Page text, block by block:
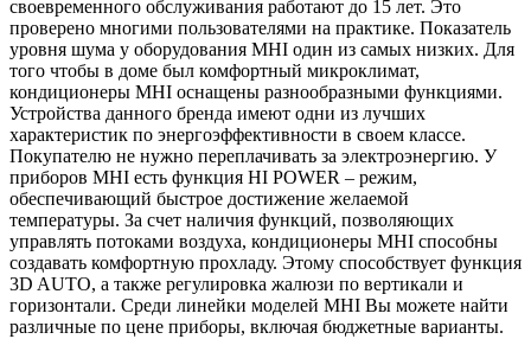
своевременного обслуживания работают до 15 лет. Это
проверено многими пользователями на практике. Показатель
уровня шума у оборудования MHI один из самых низких. Для
того чтобы в доме был комфортный микроклимат,
кондиционеры MHI оснащены разнообразными функциями.
Устройства данного бренда имеют одни из лучших
характеристик по энергоэффективности в своем классе.
Покупателю не нужно переплачивать за электроэнергию. У
приборов MHI есть функция HI POWER – режим,
обеспечивающий быстрое достижение желаемой
температуры. За счет наличия функций, позволяющих
управлять потоками воздуха, кондиционеры MHI способны
создавать комфортную прохладу. Этому способствует функция
3D AUTO, а также регулировка жалюзи по вертикали и
горизонтали. Среди линейки моделей MHI Вы можете найти
различные по цене приборы, включая бюджетные варианты.